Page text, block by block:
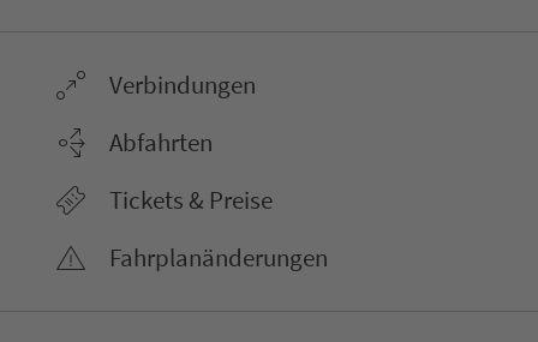
Ver­bin­dungen
Abfahrten
Tickets & Preise
Fahr­plan­ände­rungen